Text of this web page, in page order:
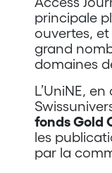
principale
ouvertes,
grand
domaines
L’UniNE,
fonds Gold
les
par la